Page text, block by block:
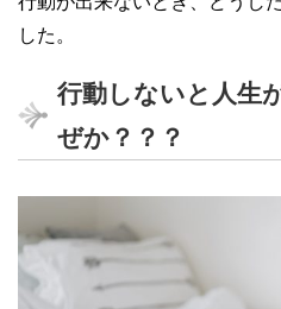
した。
行動しないと人生
ぜか？？？